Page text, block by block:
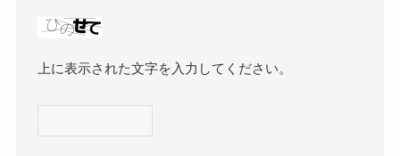
上に表示された文字を入力してください。